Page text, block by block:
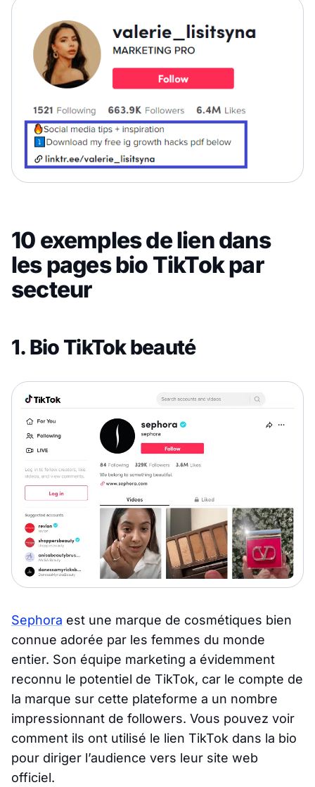
10 exemples de lien dans
les pages bio TikTok par
secteur
1. Bio TikTok beauté
Sephora est une marque de cosmétiques bien
connue adorée par les femmes du monde
entier. Son équipe marketing a évidemment
reconnu le potentiel de TikTok, car le compte de
la marque sur cette plateforme a un nombre
impressionnant de followers. Vous pouvez voir
comment ils ont utilisé le lien TikTok dans la bio
pour diriger l’audience vers leur site web
officiel.